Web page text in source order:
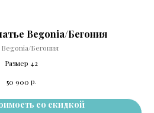
Begonia/Бегония
Begonia/Бегония
Размер 42
50 900 р.
со скидкой